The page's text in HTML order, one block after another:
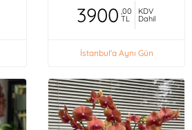
3900 ,00
TL
KDV
Dahil
İstanbul'a Aynı Gün